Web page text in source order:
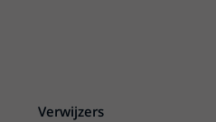
Verwijzers